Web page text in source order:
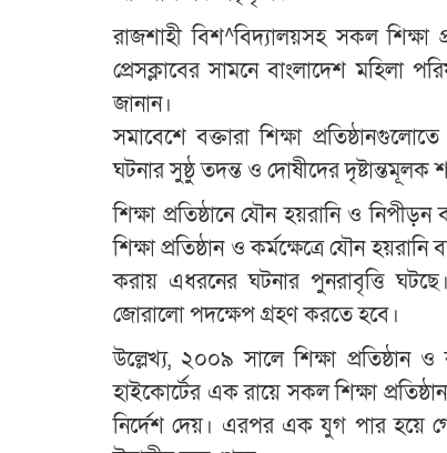
রাজশাহী বিশ^বিদ্যালয়সহ সকল শিক্ষা
প্রেসক্লাবের সামনে বাংলাদেশ
জানান।
সমাবেশে বক্তারা শিক্ষা
ঘটনার সুষ্ঠু তদন্ত ও দোষীদের দৃষ্টান্তমূলক
শিক্ষা প্রতিষ্ঠানে যৌন হয়রানি ও
শিক্ষা প্রতিষ্ঠান ও কর্মক্ষেত্রে যৌন
করায় এধরনের ঘটনার পুনরাবৃত্তি
জোরালো পদক্ষেপ গ্রহণ করতে হবে।
উল্লেখ্য, ২০০৯ সালে শিক্ষা প্রতিষ্ঠান ও
হাইকোর্টের এক রায়ে সকল শিক্ষা
নির্দেশ দেয়। এরপর এক যুগ পার হয়ে